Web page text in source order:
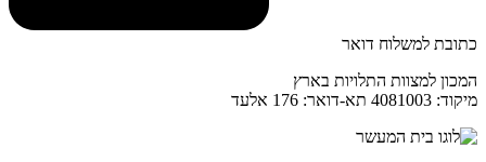
כתובת למשלוח דואר
המכון למצוות התלויות בארץ
מיקוד: 4081003 תא-דואר: 176 אלעד